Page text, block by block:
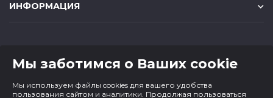
ИНФОРМАЦИЯ
magazin@cf1.ru
Мы заботимся о Ваших cookie
Мы используем файлы cookies для вашего удобства
пользования сайтом и аналитики. Продолжая пользоваться